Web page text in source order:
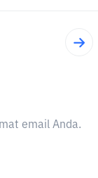
email Anda.